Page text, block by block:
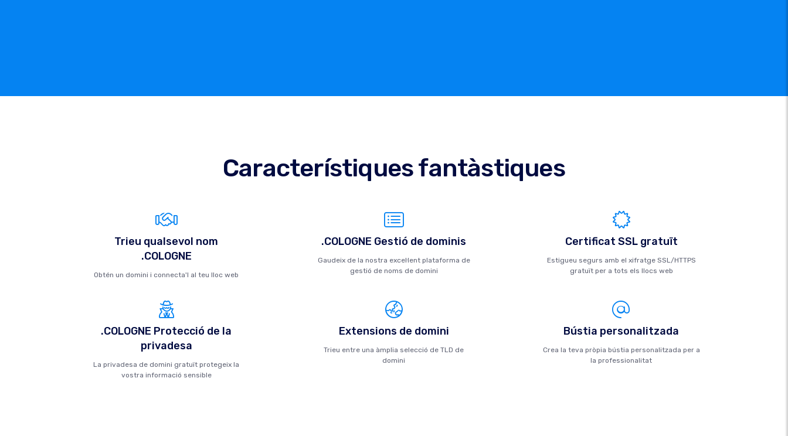
Característiques fantàstiques
Trieu qualsevol nom
.COLOGNE
Obtén un domini i connecta'l al teu lloc web
.COLOGNE Gestió de dominis
Gaudeix de la nostra excel·lent plataforma de
gestió de noms de domini
Certificat SSL gratuït
Estigueu segurs amb el xifratge SSL/HTTPS
gratuït per a tots els llocs web
.COLOGNE Protecció de la
privadesa
La privadesa de domini gratuït protegeix la
vostra informació sensible
Extensions de domini
Trieu entre una àmplia selecció de TLD de
domini
Bústia personalitzada
Crea la teva pròpia bústia personalitzada per a
la professionalitat